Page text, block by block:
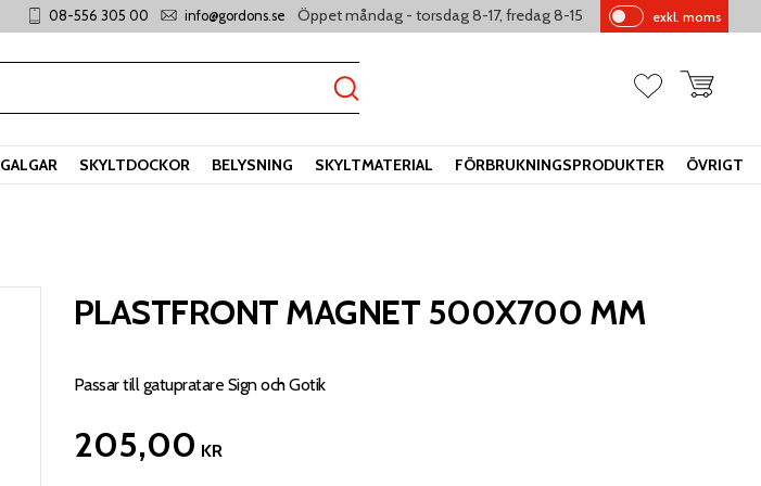
08-556 305 00 info@gordons.se Öppet måndag - torsdag 8-17, fredag 8-15
Pr
s
exkl. moms
FavoriterKundvagn
GALGAR SKYLTDOCKOR BELYSNING SKYLTMATERIAL FÖRBRUKNINGSPRODUKTER ÖVRIGT
PLASTFRONT MAGNET 500X700 MM
Passar till gatupratare Sign och Gotik
205,00 KR